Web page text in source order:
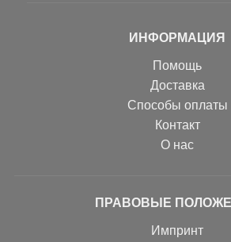
ИНФОРМАЦИЯ
Помощь
Доставка
Способы оплаты
Контакт
О нас
ПРАВОВЫЕ
Импринт